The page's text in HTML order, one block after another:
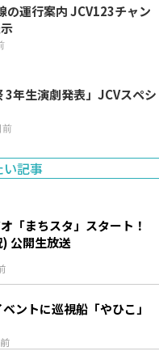
内 JCV123チャン
3年生演劇発表」JCVスペシ
前
い記事
「まちスタ」スタート！
公開生放送
ントに巡視船「やひこ」